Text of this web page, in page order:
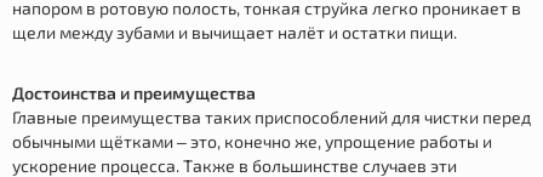
напором в ротовую полость, тонкая струйка легко проникает в
щели между зубами и вычищает налёт и остатки пищи.
Достоинства и преимущества
Главные преимущества таких приспособлений для чистки перед
обычными щётками – это, конечно же, упрощение работы и
ускорение процесса. Также в большинстве случаев эти